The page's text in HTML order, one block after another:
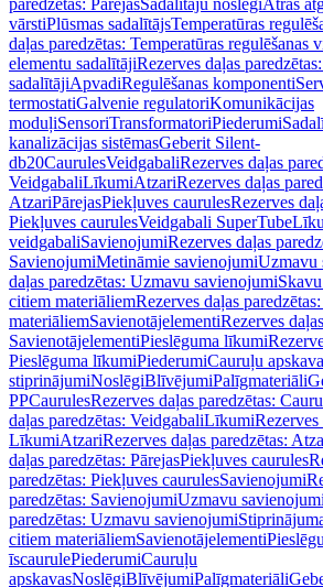
paredzētas: PārejasSadalītāju noslēgiĀtrās
vārstiPlūsmas sadalītājsTemperatūras
daļas paredzētas: Temperatūras regulēšanas
elementu sadalītājiRezerves daļas
sadalītājiApvadiRegulēšanas komponenti
termostatiGalvenie regulatoriKomunikācijas
moduļiSensoriTransformatoriPiederumi
kanalizācijas sistēmasGeberit Silent-
db20CaurulesVeidgabaliRezerves daļas
VeidgabaliLīkumiAtzariRezerves daļas
AtzariPārejasPiekļuves caurulesRezerves
Piekļuves caurulesVeidgabali SuperTube
veidgabaliSavienojumiRezerves daļas
SavienojumiMetināmie savienojumiUzmavu
daļas paredzētas: Uzmavu savienojumi
citiem materiāliemRezerves daļas
materiāliemSavienotājelementiRezerves
SavienotājelementiPieslēguma līkumi
Pieslēguma līkumiPiederumiCauruļu
stiprinājumiNoslēgiBlīvējumiPalīgmateriāli
PPCaurulesRezerves daļas paredzētas:
daļas paredzētas: VeidgabaliLīkumiRezerves
LīkumiAtzariRezerves daļas paredzētas:
daļas paredzētas: PārejasPiekļuves caurules
paredzētas: Piekļuves caurulesSavienojumi
paredzētas: SavienojumiUzmavu savienojumi
paredzētas: Uzmavu savienojumi
citiem materiāliemSavienotājelementi
īscaurulePiederumiCauruļu
apskavasNoslēgiBlīvējumiPalīgmateriāli